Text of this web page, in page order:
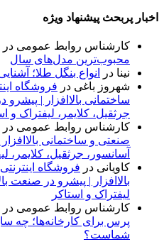
اخبار پربحث پیشنهاد ویژه
کارشناس روابط عمومی در
محبوب‌ترین مدل‌های سال
نینا در
انواع بنگل طلا؛
شهروز باغی در فروشگاه
ساختمانی بالاافزار | پیشرو
جرثقیل، کلایمر، لیفتراک و
کارشناس روابط عمومی در
صنعتی و ساختمانی
آسانسور، جرثقیل، کلایمر،
کاویانی در فروشگاه
بالاافزار | پیشرو در صنعت
لیفتراک و استاکر
کارشناس روابط عمومی در
پرس برای کارخانه‌ها؛ چه
شماست؟